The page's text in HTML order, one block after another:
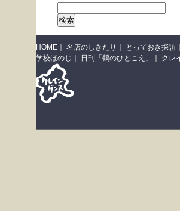
HOME 名店のしきたり とっておき探訪
学校ほのじ
日刊「鶴のひとこえ」 クレ